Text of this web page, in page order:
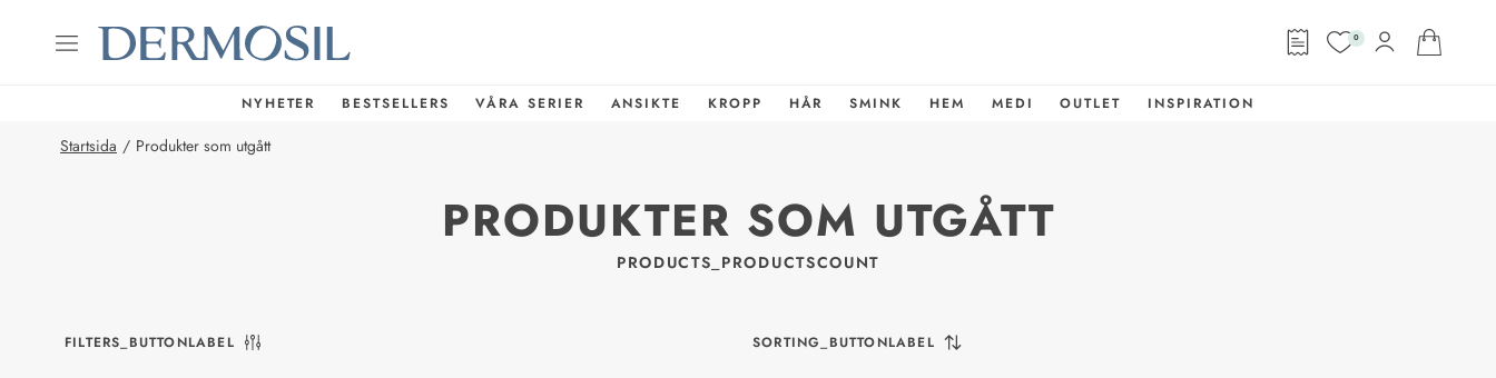
0
NYHETER BESTSELLERS VÅRA SERIER ANSIKTE KROPP HÅR SMINK HEM MEDI OUTLET INSPIRATION
Startsida / Produkter som utgått
PRODUKTER SOM UTGÅTT
PRODUCTS_PRODUCTSCOUNT
FILTERS_BUTTONLABEL SORTING_BUTTONLABEL